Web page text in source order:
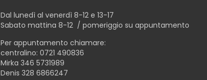
Dal lunedì al venerdì 8-12 e 13-17
Sabato mattina 8-12 / pomeriggio su appuntamento
Per appuntamento chiamare:
centralino: 0721 490836
Mirka 346 5731989
Denis 328 6866247